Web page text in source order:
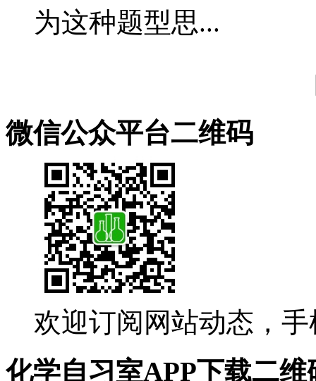
为这种题型思...
微信公众平台二维码
欢迎订阅网站动态，
化学自习室APP下载二维